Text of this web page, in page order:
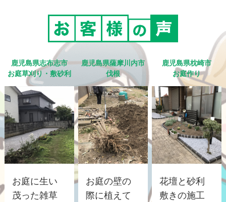
鹿児島県志布志市
お庭草刈り・敷砂利
お庭に生い
茂った雑草
鹿児島県薩摩川内市
伐根
お庭の壁の
際に植えて
鹿児島県枕崎市
お庭作り
花壇と砂利
敷きの施工